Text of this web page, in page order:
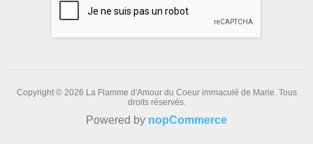
Copyright © 2026 La Flamme d'Amour du Coeur immaculé de Marie. Tous
droits réservés.
Powered by nopCommerce